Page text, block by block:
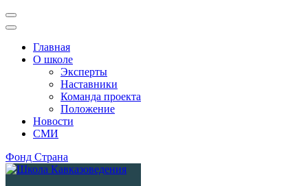
Главная
О школе
Эксперты
Наставники
Команда проекта
Положение
Новости
СМИ
Фонд Страна
Перейти
Новости